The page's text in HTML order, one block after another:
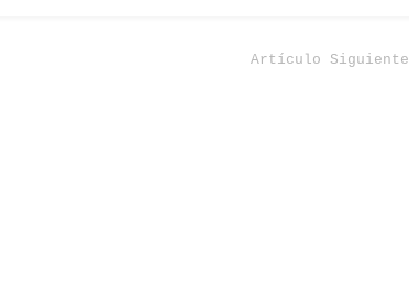
Artículo Siguiente